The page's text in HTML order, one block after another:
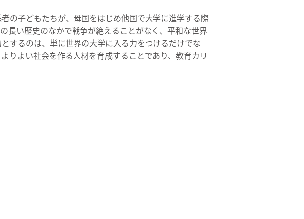
の子どもたちが、母国をはじめ他国で大学に進学する際
長い歴史のなかで戦争が絶えることがなく、平和な世界
するのは、単に世界の大学に入る力をつけるだけでな
りよい社会を作る人材を育成することであり、教育カリ